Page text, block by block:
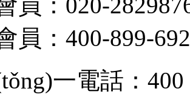
員：020-
員：400-899-
一電話：400